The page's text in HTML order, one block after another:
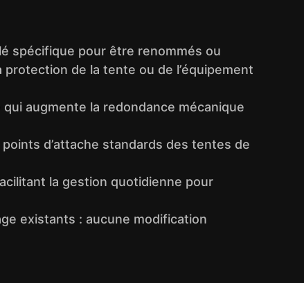
spécifique pour être renommés ou
de la tente ou de l’équipement
augmente la redondance mécanique
d’attache standards des tentes de
la gestion quotidienne pour
existants : aucune modification